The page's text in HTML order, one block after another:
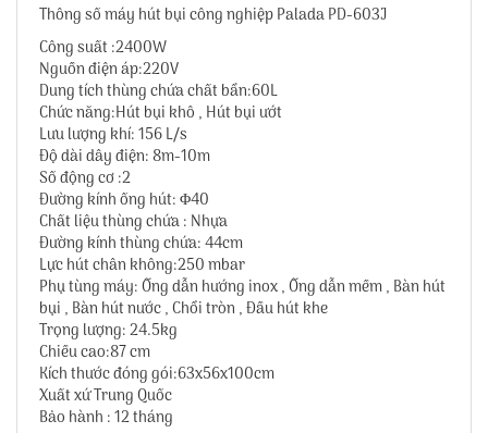
Thông số máy hút bụi công nghiệp Palada PD-603J
Công suất :2400W
Nguồn điện áp:220V
Dung tích thùng chứa chất bẩn:60L
Chức năng:Hút bụi khô , Hút bụi ướt
Lưu lượng khí: 156 L/s
Độ dài dây điện: 8m-10m
Số động cơ :2
Đường kính ống hút: Φ40
Chất liệu thùng chứa : Nhựa
Đường kính thùng chứa: 44cm
Lực hút chân không:250 mbar
Phụ tùng máy: Ống dẫn hướng inox , Ống dẫn mềm , Bàn hút
bụi , Bàn hút nước , Chổi tròn , Đầu hút khe
Trọng lượng: 24.5kg
Chiều cao:87 cm
Kích thước đóng gói:63x56x100cm
Xuất xứ Trung Quốc
Bảo hành : 12 tháng